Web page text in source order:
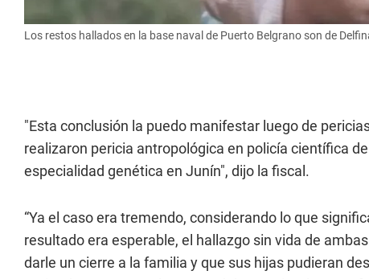
Los restos hallados en la base naval de Puerto Belgrano son de
"Esta conclusión la puedo manifestar luego de
realizaron pericia antropológica en policía científica
especialidad genética en Junín", dijo la fiscal.
“Ya el caso era tremendo, considerando lo que
resultado era esperable, el hallazgo sin vida de
darle un cierre a la familia y que sus hijas pudieran